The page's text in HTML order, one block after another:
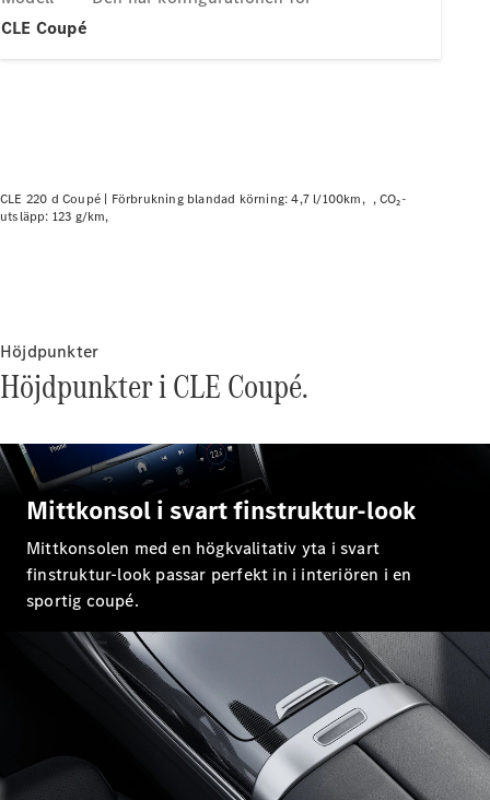
Elektriska modeller
Laddhybrid modeller
C-
Sedan
EQS
Sedan
Elektrisk
E-Klass
S-Klass
Lång
Mercedes-
Klass
Konfigurator
Store
CLE Coupé
CLE 220 d Coupé | Förbrukning blandad körning: 4,7 l/100km
CO₂-
utsläpp: 123 g/km
Höjdpunkter
Höjdpunkter i CLE Coupé.
Mittkonsol i svart finstruktur-look
Mittkonsolen med en högkvalitativ yta i svart
finstruktur-look passar perfekt in i interiören i en
sportig coupé.